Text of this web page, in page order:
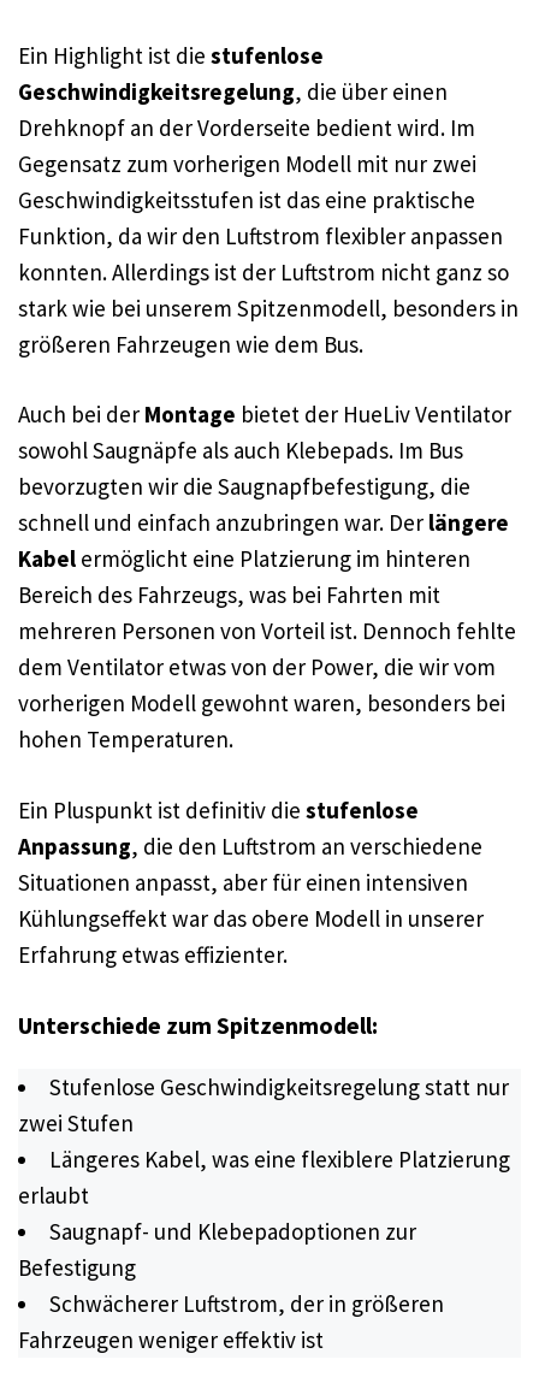
Ein Highlight ist die stufenlose
Geschwindigkeitsregelung, die über einen
Drehknopf an der Vorderseite bedient wird. Im
Gegensatz zum vorherigen Modell mit nur zwei
Geschwindigkeitsstufen ist das eine praktische
Funktion, da wir den Luftstrom flexibler anpassen
konnten. Allerdings ist der Luftstrom nicht ganz so
stark wie bei unserem Spitzenmodell, besonders in
größeren Fahrzeugen wie dem Bus.
Auch bei der Montage bietet der HueLiv Ventilator
sowohl Saugnäpfe als auch Klebepads. Im Bus
bevorzugten wir die Saugnapfbefestigung, die
schnell und einfach anzubringen war. Der längere
Kabel ermöglicht eine Platzierung im hinteren
Bereich des Fahrzeugs, was bei Fahrten mit
mehreren Personen von Vorteil ist. Dennoch fehlte
dem Ventilator etwas von der Power, die wir vom
vorherigen Modell gewohnt waren, besonders bei
hohen Temperaturen.
Ein Pluspunkt ist definitiv die stufenlose
Anpassung, die den Luftstrom an verschiedene
Situationen anpasst, aber für einen intensiven
Kühlungseffekt war das obere Modell in unserer
Erfahrung etwas effizienter.
Unterschiede zum Spitzenmodell:
Stufenlose Geschwindigkeitsregelung statt nur
zwei Stufen
Längeres Kabel, was eine flexiblere Platzierung
erlaubt
Saugnapf- und Klebepadoptionen zur
Befestigung
Schwächerer Luftstrom, der in größeren
Fahrzeugen weniger effektiv ist